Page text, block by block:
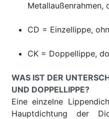
Metallaußenrahmen,
CD = Einzellippe,
CK = Doppellippe,
WAS IST DER
UND DOPPELLIPPE?
Eine einzelne
Hauptdichtung der